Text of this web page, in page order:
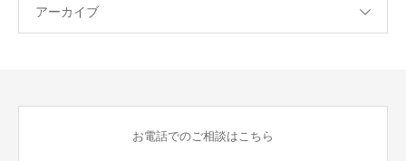
アーカイブ
お電話でのご相談はこちら